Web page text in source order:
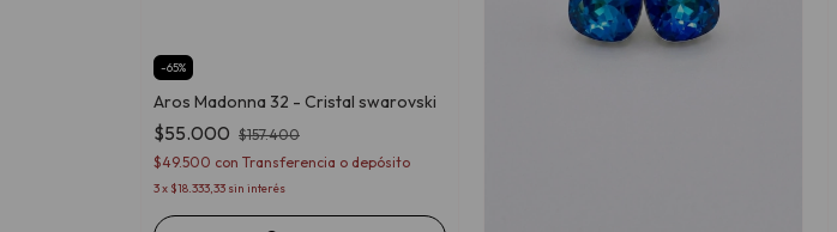
-65%
Aros Madonna 32 - Cristal swarovski
$55.000 $157.400
$49.500 con Transferencia o depósito
3x $18.333,33 sin interés